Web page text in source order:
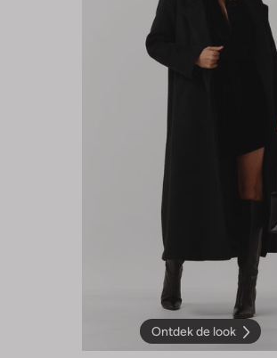
Ontdek de look